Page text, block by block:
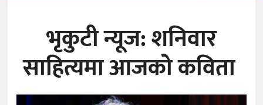
अन्तराष्ट्रिय
अन्तर्वार्ता
भृकुटी न्यूज: शनिवार
साहित्यमा आजको कविता